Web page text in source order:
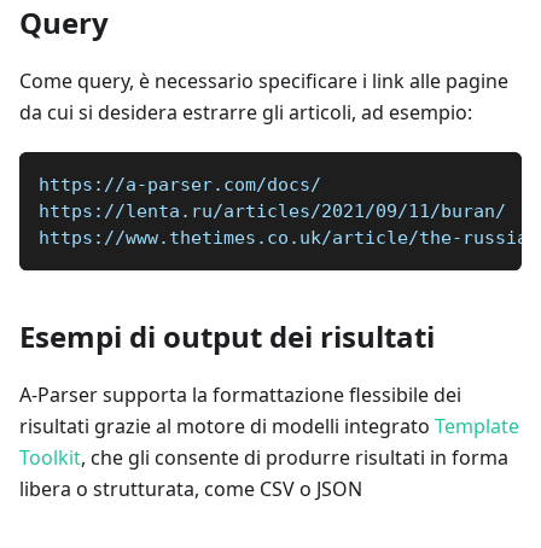
Query
Come query, è necessario specificare i link alle pagine
da cui si desidera estrarre gli articoli, ad esempio:
https://a-parser.com/docs/
https://lenta.ru/articles/2021/09/11/buran/
https://www.thetimes.co.uk/article/the-
Esempi di output dei risultati
A-Parser supporta la formattazione flessibile dei
risultati grazie al motore di modelli integrato Template
Toolkit, che gli consente di produrre risultati in forma
libera o strutturata, come CSV o JSON